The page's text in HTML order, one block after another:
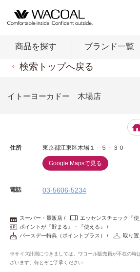
商品を探す ブランド一覧
店舗検索
新着情報
重要なお知らせ
お知らせ
検索トップへ戻る
イトーヨーカドー 木場店
住所 東京都江東区木場１－５－３０
Google Mapsで見る
電話 03-5606-5234
スーパー・量販店
エッセンスチェック『使
ポイントが『貯まる』・『使える』
バースデー特典（ポイントプラス）
取り
※サイズ計測につきましては、ワコール販売員が不在の時
ざいます。何とぞご了承ください